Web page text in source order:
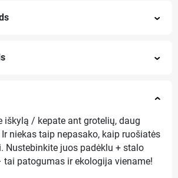
iškylą / kepate ant grotelių, daug
niekas taip nepasako, kaip ruošiatės
Nustebinkite juos padėklu + stalo
tai patogumas ir ekologija viename!